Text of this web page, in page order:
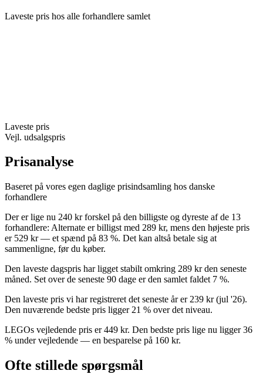
Laveste pris hos alle forhandlere samlet
Laveste pris
Vejl. udsalgspris
Prisanalyse
Baseret på vores egen daglige prisindsamling hos danske
forhandlere
Der er lige nu 240 kr forskel på den billigste og dyreste af de 13
forhandlere: Alternate er billigst med 289 kr, mens den højeste pris
er 529 kr — et spænd på 83 %. Det kan altså betale sig at
sammenligne, før du køber.
Den laveste dagspris har ligget stabilt omkring 289 kr den seneste
måned. Set over de seneste 90 dage er den samlet faldet 7 %.
Den laveste pris vi har registreret det seneste år er 239 kr (jul '26).
Den nuværende bedste pris ligger 21 % over det niveau.
LEGOs vejledende pris er 449 kr. Den bedste pris lige nu ligger 36
% under vejledende — en besparelse på 160 kr.
Ofte stillede spørgsmål